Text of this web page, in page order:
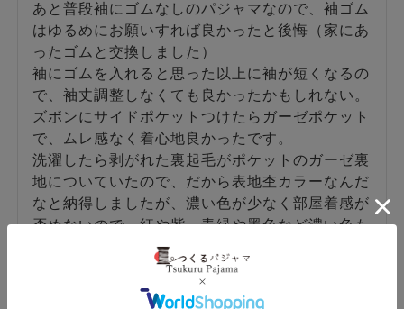
あと普段袖にゴムなしのパジャマなので、袖ゴム
はゆるめにお願いすれば良かったと後悔（家にあ
ったゴムと交換しました）
袖にゴムを入れると思った以上に袖が短くなるの
で、袖丈調整しなくても良かったかもしれない。
ズボンにサイドポケットつけたらガーゼポケット
で、ムレ感なく着心地良かったです。
洗濯したら剥がれた裏起毛がポケットのガーゼ裏
地についていたので、だから表地杢カラーなんだ
なと納得しましたが、濃い色が少なく部屋着感が
否めないので、紅や紫、青緑や墨色など濃い色も
増やして欲しいのと、抜染の和柄模様が入ってる
と作務衣らしさが増して高級感が出ると思いま